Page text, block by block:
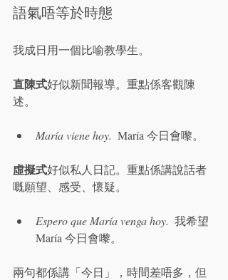
語氣唔等於時態
我成日用一個比喻教學生。
直陳式好似新聞報導。重點係客觀陳
述。
María viene hoy.
  María 今日會嚟。
虛擬式好似私人日記。重點係講說話者
嘅願望、感受、懷疑。
Espero que María venga hoy.
  我希望
María 今日會嚟。
兩句都係講「今日」，時間差唔多，但